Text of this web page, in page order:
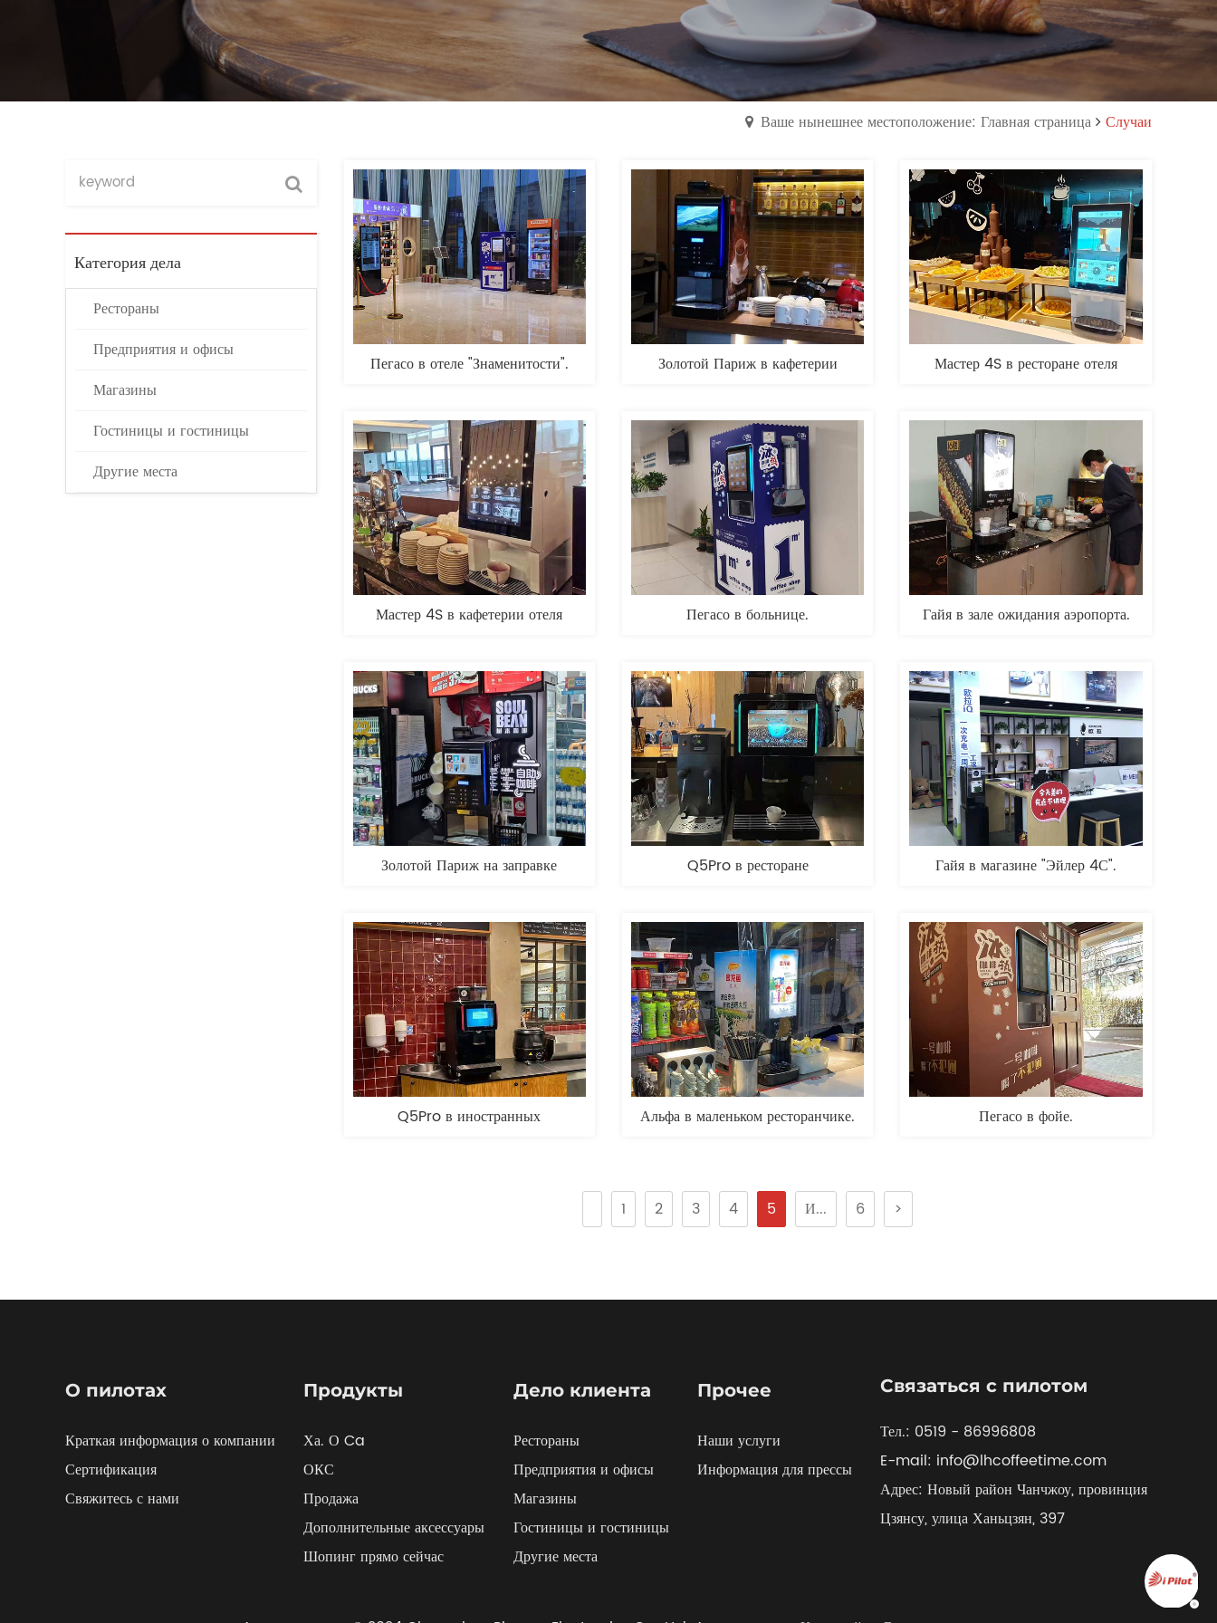
Ваше нынешнее местоположение: Главная страница Случаи
Категория дела
Рестораны
Предприятия и офисы
Магазины
Гостиницы и гостиницы
Другие места
Пегасо в отеле "Знаменитости". Золотой Париж в кафетерии Мастер 4S в ресторане отеля
Мастер 4S в кафетерии отеля Пегасо в больнице. Гайя в зале ожидания аэропорта.
Золотой Париж на заправке Q5Pro в ресторане Гайя в магазине "Эйлер 4С".
Q5Pro в иностранных
Альфа в маленьком ресторанчике. Пегасо в фойе.
1 2 3 4 5 И... 6 >
О пилотах
Краткая информация о компании
Сертификация
Свяжитесь с нами
Продукты
Ха. О Ca
ОКС
Продажа
Дополнительные аксессуары
Шопинг прямо сейчас
Дело клиента
Рестораны
Предприятия и офисы
Магазины
Гостиницы и гостиницы
Другие места
Прочее
Наши услуги
Информация для прессы
Связаться с пилотом
Тел.: 0519 - 86996808
E-mail: info@lhcoffeetime.com
Адрес: Новый район Чанчжоу, провинция
Цзянсу, улица Ханьцзян, 397